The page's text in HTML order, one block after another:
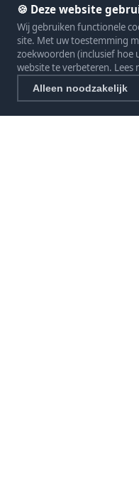
🍪 Deze website
Wij gebruiken functionele
site. Met uw toestemming
zoekwoorden (inclusief hoe
website te verbeteren. Lees
Alleen noodzakelijk